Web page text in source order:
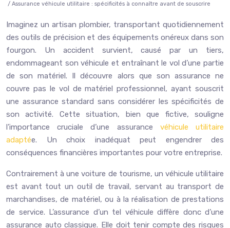
/ Assurance véhicule utilitaire : spécificités à connaître avant de souscrire
Imaginez un artisan plombier, transportant quotidiennement
des outils de précision et des équipements onéreux dans son
fourgon. Un accident survient, causé par un tiers,
endommageant son véhicule et entraînant le vol d’une partie
de son matériel. Il découvre alors que son assurance ne
couvre pas le vol de matériel professionnel, ayant souscrit
une assurance standard sans considérer les spécificités de
son activité. Cette situation, bien que fictive, souligne
l’importance cruciale d’une assurance véhicule utilitaire
adaptée. Un choix inadéquat peut engendrer des
conséquences financières importantes pour votre entreprise.
Contrairement à une voiture de tourisme, un véhicule utilitaire
est avant tout un outil de travail, servant au transport de
marchandises, de matériel, ou à la réalisation de prestations
de service. L’assurance d’un tel véhicule diffère donc d’une
assurance auto classique. Elle doit tenir compte des risques